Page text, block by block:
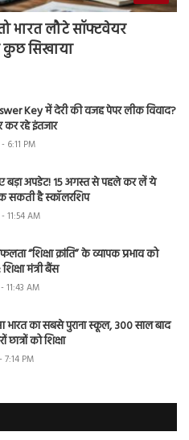
भारत लौटे सॉफ्टवेयर
कुछ सिखाया
Key में देरी की वजह पेपर लीक विवाद?
कर रहे इंतजार
6:11 PM
बड़ा अपडेट! 15 अगस्त से पहले कर लें ये
सकती है स्कॉलरशिप
11:54 AM
“शिक्षा क्रांति” के व्यापक प्रभाव को
मंत्री बैंस
11:43 AM
का सबसे पुराना स्कूल, 300 साल बाद
छात्रों को शिक्षा
7:14 PM